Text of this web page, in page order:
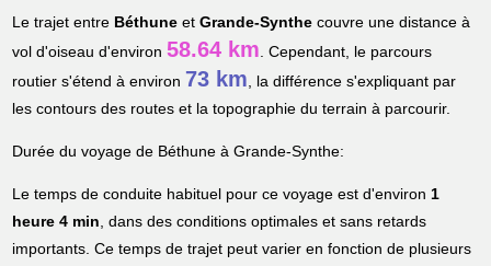
Le trajet entre Béthune etGrande-Synthe couvre une distance à
vol d'oiseau d'environ58.64 km. Cependant, le parcours
routier s'étend à environ 73 km, la différence s'expliquant par
les contours des routes et la topographie du terrain à parcourir.
Durée du voyage de Béthune à Grande-Synthe:
Le temps de conduite habituel pour ce voyage est d'environ1
heure 4 min, dans des conditions optimales et sans retards
importants. Ce temps de trajet peut varier en fonction de plusieurs